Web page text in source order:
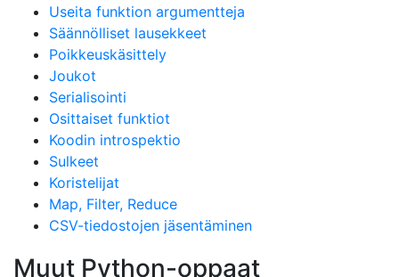
Useita funktion argumentteja
Säännölliset lausekkeet
Poikkeuskäsittely
Joukot
Serialisointi
Osittaiset funktiot
Koodin introspektio
Sulkeet
Koristelijat
Map, Filter, Reduce
CSV-tiedostojen jäsentäminen
Muut Python-oppaat